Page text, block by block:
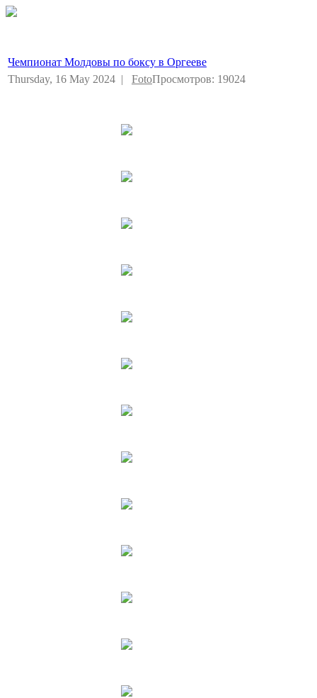
Чемпионат Молдовы по боксу в Оргееве
Просмотров: 19024
Thursday, 16 May 2024 | Foto